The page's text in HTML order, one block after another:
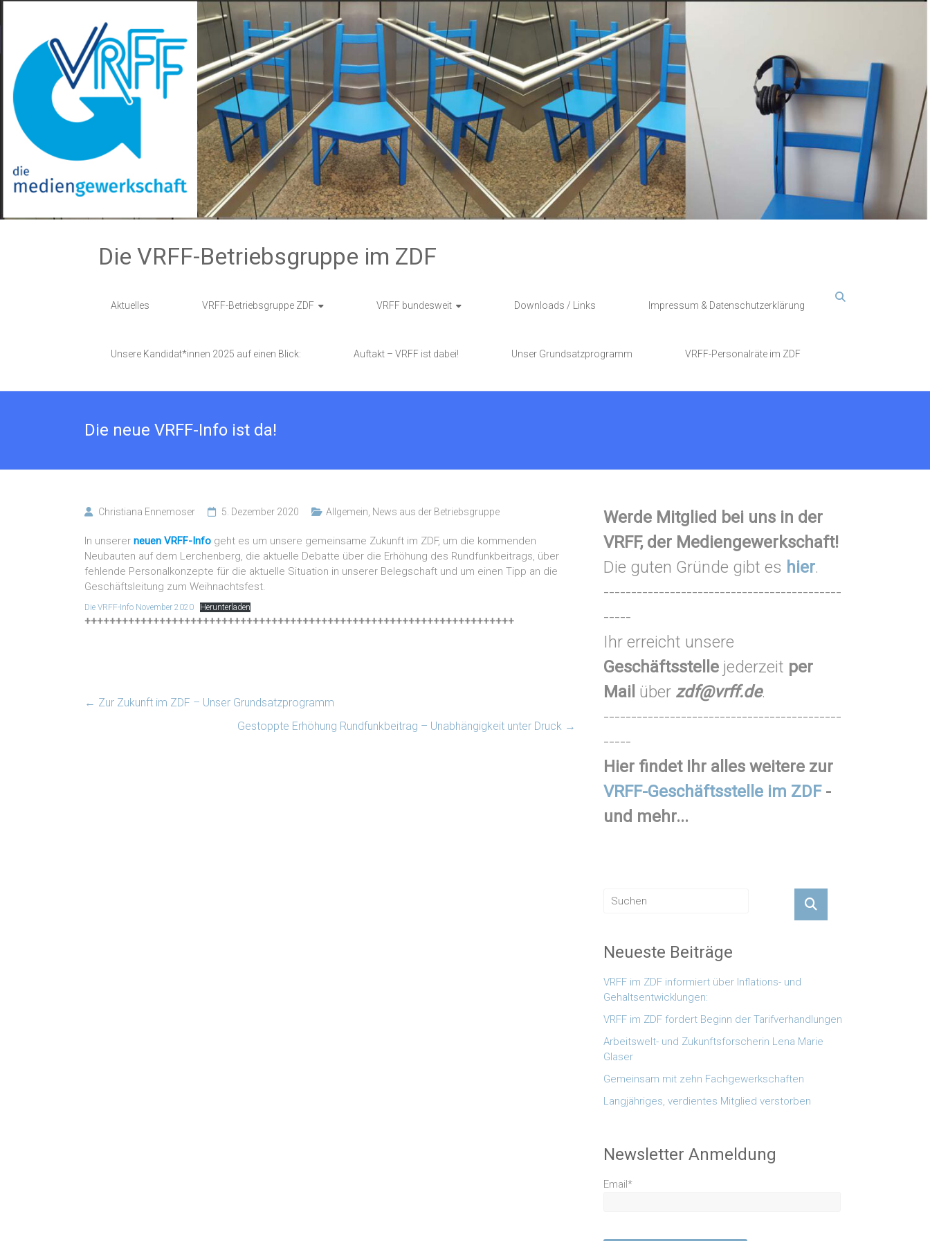
Die VRFF-Betriebsgruppe im ZDF
Aktuelles VRFF-Betriebsgruppe ZDF VRFF bundesweit Downloads / Links Impressum & Datenschutzerklärung
Unsere Kandidat*innen 2025 auf einen Blick: Auftakt – VRFF ist dabei! Unser Grundsatzprogramm VRFF-Personalräte im ZDF
Die neue VRFF-Info ist da!
Christiana Ennemoser 5. Dezember 2020 Allgemein News aus der Betriebsgruppe
In unserer neuen VRFF-Info geht es um unsere gemeinsame Zukunft im ZDF, um die kommenden
Neubauten auf dem Lerchenberg, die aktuelle Debatte über die Erhöhung des Rundfunkbeitrags, über
fehlende Personalkonzepte für die aktuelle Situation in unserer Belegschaft und um einen Tipp an die
Geschäftsleitung zum Weihnachtsfest.
Die VRFF-Info November 2020 Herunterladen
+++++++++++++++++++++++++++++++++++++++++++++++++++++++++++++++++++++
← Zur Zukunft im ZDF – Unser Grundsatzprogramm
Gestoppte Erhöhung Rundfunkbeitrag – Unabhängigkeit unter Druck →
Werde Mitglied bei uns in der
VRFF, der Mediengewerkschaft!
Die guten Gründe gibt es hier.
-------------------------------------------
-----
Ihr erreicht unsere
Geschäftsstelle jederzeit per
Mail über zdf@vrff.de.
-------------------------------------------
-----
Hier findet Ihr alles weitere zur
VRFF-Geschäftsstelle im ZDF-
und mehr...
Neueste Beiträge
VRFF im ZDF informiert über Inflations- und
Gehaltsentwicklungen:
VRFF im ZDF fordert Beginn der Tarifverhandlungen
Arbeitswelt- und Zukunftsforscherin Lena Marie
Glaser
Gemeinsam mit zehn Fachgewerkschaften
Langjähriges, verdientes Mitglied verstorben
Newsletter Anmeldung
Email*